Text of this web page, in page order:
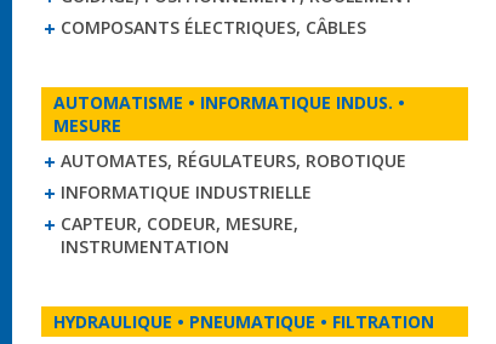
COMPOSANTS ÉLECTRIQUES, CÂBLES
AUTOMATISME • INFORMATIQUE INDUS. •
MESURE
AUTOMATES, RÉGULATEURS, ROBOTIQUE
INFORMATIQUE INDUSTRIELLE
CAPTEUR, CODEUR, MESURE,
INSTRUMENTATION
HYDRAULIQUE • PNEUMATIQUE • FILTRATION